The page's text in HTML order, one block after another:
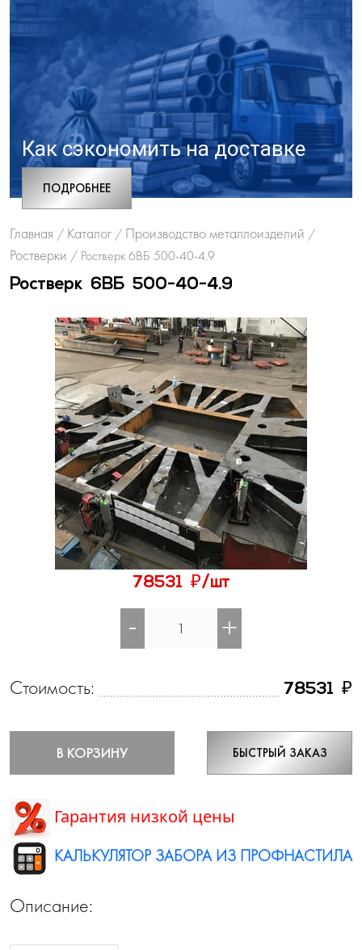
Как сэкономить на доставке
ПОДРОБНЕЕ
Главная / Каталог / Производство металлоизделий /
Ростверки / Ростверк 6ВБ 500-40-4.9
Ростверк 6ВБ 500-40-4.9
78531 ₽/шт
- +
Стоимость: 78531 ₽
В КОРЗИНУ БЫСТРЫЙ ЗАКАЗ
Гарантия низкой цены
КАЛЬКУЛЯТОР ЗАБОРА ИЗ ПРОФНАСТИЛА
Описание: